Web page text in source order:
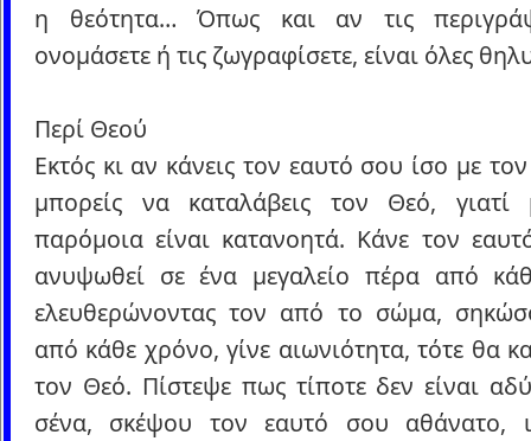
η θεότητα… Όπως και αν τις
ονομάσετε ή τις ζωγραφίσετε, είναι όλες
Περί Θεού
Εκτός κι αν κάνεις τον εαυτό σου ίσο με
μπορείς να καταλάβεις τον Θεό,
παρόμοια είναι κατανοητά. Κάνε τον
ανυψωθεί σε ένα μεγαλείο πέρα από
ελευθερώνοντας τον από το σώμα,
από κάθε χρόνο, γίνε αιωνιότητα, τότε θα
τον Θεό. Πίστεψε πως τίποτε δεν είναι
σένα, σκέψου τον εαυτό σου αθάνατο,